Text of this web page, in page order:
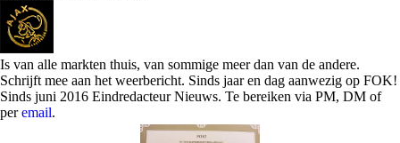
Is van alle markten thuis, van sommige meer dan van de andere.
Schrijft mee aan het weerbericht. Sinds jaar en dag aanwezig op FOK!
Sinds juni 2016 Eindredacteur Nieuws. Te bereiken via PM, DM of
peremail.